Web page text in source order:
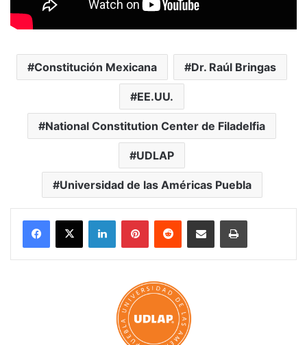
Constitución Mexicana Dr. Raúl Bringas
EE.UU.
National Constitution Center de Filadelfia
UDLAP
Universidad de las Américas Puebla
LinkedInPinterestReddit Share via Email Print